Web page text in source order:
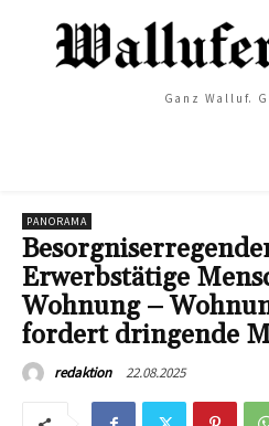
Ganz Walluf.
PANORAMA
Erwerbstätige
Wohnung –
fordert dringende
redaktion 22.08.2025